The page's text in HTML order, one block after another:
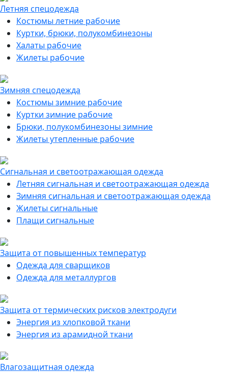
Летняя спецодежда
Костюмы летние рабочие
Куртки, брюки, полукомбинезоны
Халаты рабочие
Жилеты рабочие
Зимняя спецодежда
Костюмы зимние рабочие
Куртки зимние рабочие
Брюки, полукомбинезоны зимние
Жилеты утепленные рабочие
Сигнальная и светоотражающая одежда
Летняя сигнальная и светоотражающая одежда
Зимняя сигнальная и светоотражающая одежда
Жилеты сигнальные
Плащи сигнальные
Защита от повышенных температур
Одежда для сварщиков
Одежда для металлургов
Защита от термических рисков электродуги
Энергия из хлопковой ткани
Энергия из арамидной ткани
Влагозащитная одежда